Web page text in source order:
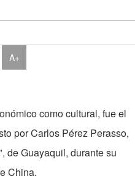
A+
como cultural, fue el
por Carlos Pérez Perasso,
de Guayaquil, durante su
China.